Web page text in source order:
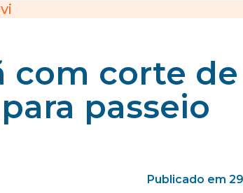
com corte de
passeio
Publicado em